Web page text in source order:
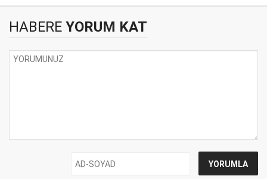
HABERE YORUM KAT